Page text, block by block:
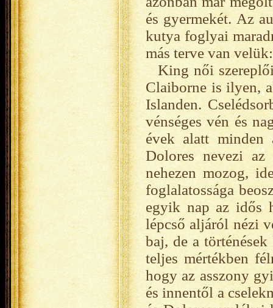
és gyermekét. Az
kutya foglyai
más terve van
King női
Claiborne is ilyen,
Islanden.
vénséges vén és
évek alatt
Dolores nevezi
nehezen mozog,
foglalatossága
egyik nap az idős
lépcső aljáról nézi
baj, de a
teljes mértékben
hogy az asszony
és innentől a